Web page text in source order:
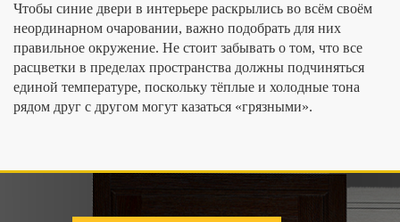
Чтобы синие двери в интерьере раскрылись во всём своём
неординарном очаровании, важно подобрать для них
правильное окружение. Не стоит забывать о том, что все
расцветки в пределах пространства должны подчиняться
единой температуре, поскольку тёплые и холодные тона
рядом друг с другом могут казаться «грязными».